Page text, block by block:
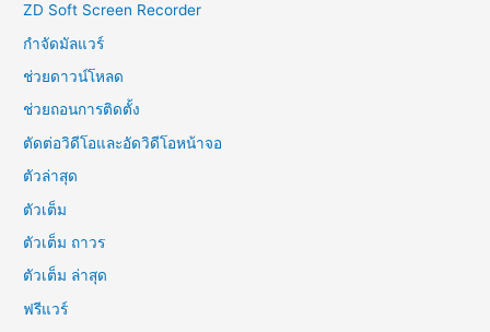
ZD Soft Screen Recorder
กำจัดมัลแวร์
ช่วยดาวน์โหลด
ช่วยถอนการติดตั้ง
ตัดต่อวิดีโอและอัดวิดีโอหน้าจอ
ตัวล่าสุด
ตัวเต็ม
ตัวเต็ม ถาวร
ตัวเต็ม ล่าสุด
ฟรีแวร์